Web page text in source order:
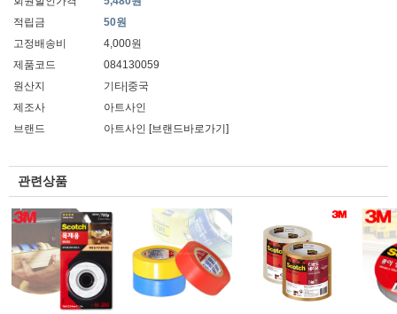
적립금
50원
고정배송비
4,000원
제품코드
084130059
원산지
기타|중국
제조사
아트사인
브랜드
아트사인 [브랜드바로가기]
관련상품